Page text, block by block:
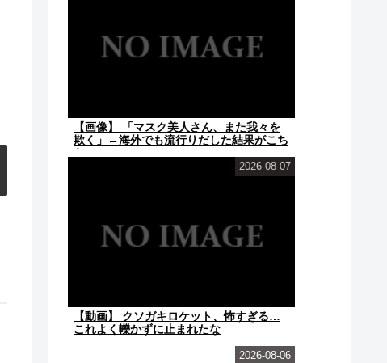
【画像】 「マスク美人さん、また我々を
欺く」←海外でも流行りだした結果がこち
【動画】 クソガキロケット、怖すぎる…
これよく轢かずに止まれたな
2026-08-07
2026-08-06